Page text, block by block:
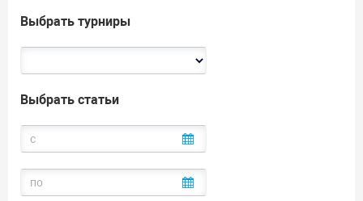
Выбрать турниры
Выбрать статьи